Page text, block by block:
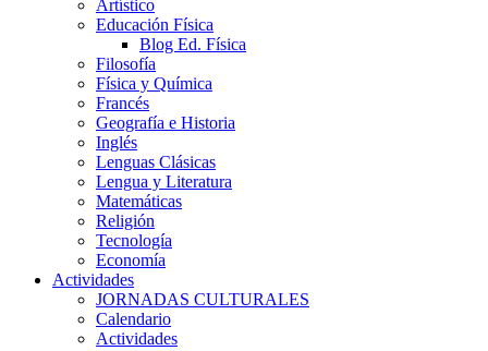
Artístico
Educación Física
Blog Ed. Física
Filosofía
Física y Química
Francés
Geografía e Historia
Inglés
Lenguas Clásicas
Lengua y Literatura
Matemáticas
Religión
Tecnología
Economía
Actividades
JORNADAS CULTURALES
Calendario
Actividades